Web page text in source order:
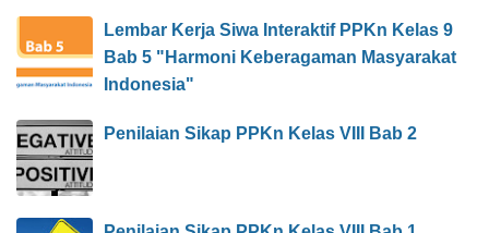
Lembar Kerja Siwa Interaktif PPKn Kelas 9
Bab 5 "Harmoni Keberagaman Masyarakat
Indonesia"
Penilaian Sikap PPKn Kelas VIII Bab 2